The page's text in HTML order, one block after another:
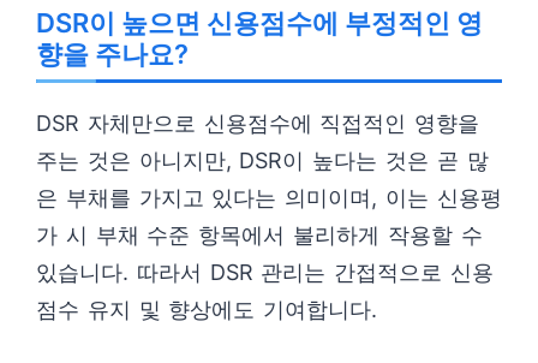
DSR이 높으면 신용점수에 부정적인 영
향을 주나요?
DSR 자체만으로 신용점수에 직접적인 영향을
주는 것은 아니지만, DSR이 높다는 것은 곧 많
은 부채를 가지고 있다는 의미이며, 이는 신용평
가 시 부채 수준 항목에서 불리하게 작용할 수
있습니다. 따라서 DSR 관리는 간접적으로 신용
점수 유지 및 향상에도 기여합니다.